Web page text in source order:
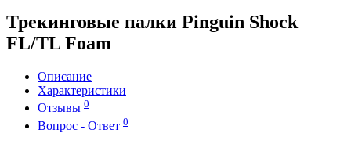
Трекинговые палки Pinguin Shock
FL/TL Foam
Описание
Характеристики
Отзывы 0
Вопрос - Ответ 0